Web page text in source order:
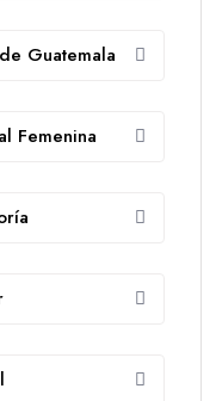
Guatemala
Femenina